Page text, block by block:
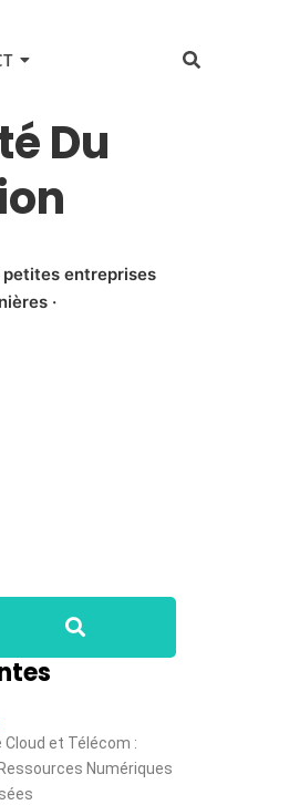
Du
entreprises
·
Cloud et Télécom :
Numériques